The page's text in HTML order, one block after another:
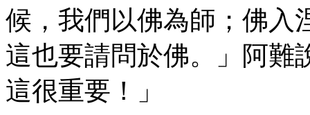
候，我們以佛為師；佛入
這也要請問於佛。」阿難
這很重要！」